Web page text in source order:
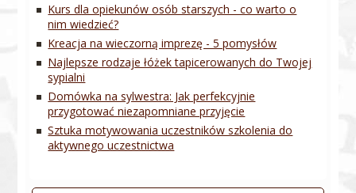
Kurs dla opiekunów osób starszych - co warto o
nim wiedzieć?
Kreacja na wieczorną imprezę - 5 pomysłów
Najlepsze rodzaje łóżek tapicerowanych do Twojej
sypialni
Domówka na sylwestra: Jak perfekcyjnie
przygotować niezapomniane przyjęcie
Sztuka motywowania uczestników szkolenia do
aktywnego uczestnictwa